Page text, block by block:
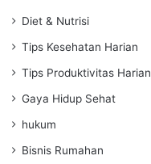
Diet & Nutrisi
Tips Kesehatan Harian
Tips Produktivitas Harian
Gaya Hidup Sehat
hukum
Bisnis Rumahan